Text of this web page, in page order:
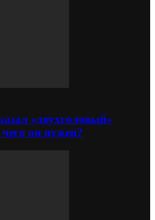
«двухголовый»
он нужен?